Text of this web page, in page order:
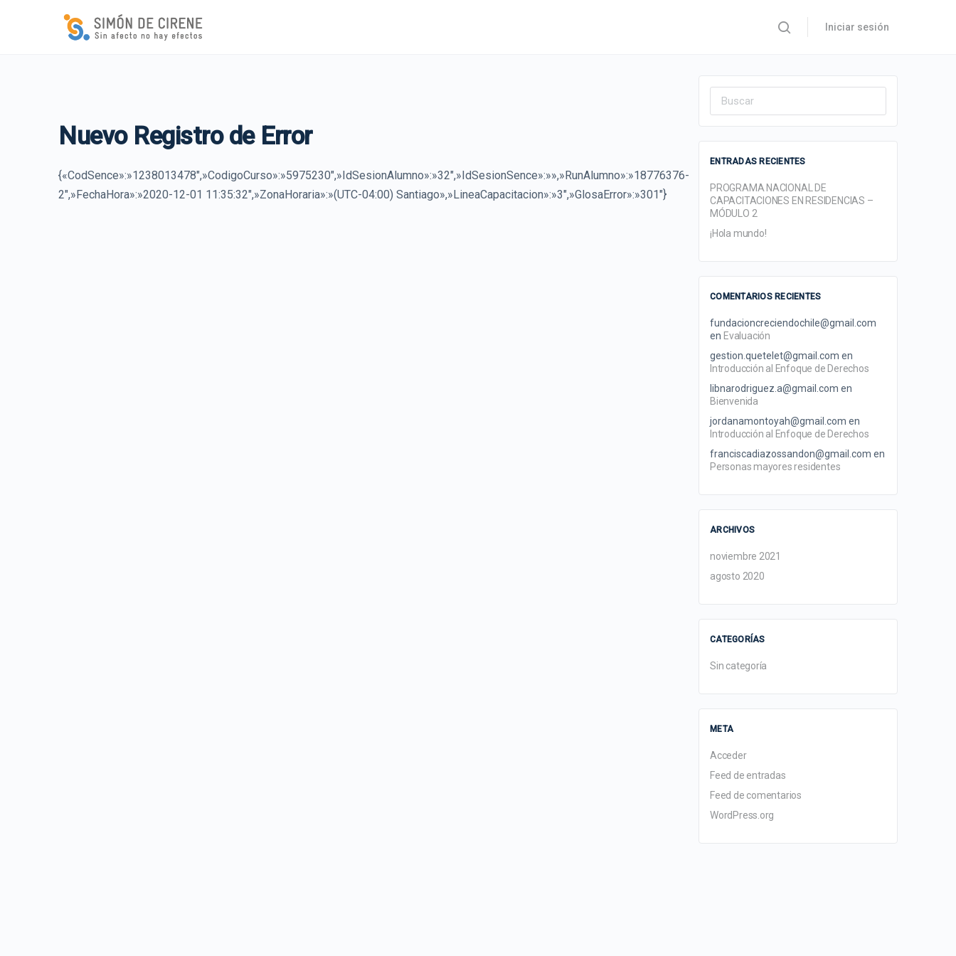
Iniciar sesión
Nuevo Registro de Error
{«CodSence»:»1238013478″,»CodigoCurso»:»5975230″,»IdSesionAlumno»:»32″,»IdSesionSence»:»»,»RunAlumno»:»18776376-
2″,»FechaHora»:»2020-12-01 11:35:32″,»ZonaHoraria»:»(UTC-04:00) Santiago»,»LineaCapacitacion»:»3″,»GlosaError»:»301″}
Search
ENTRADAS RECIENTES
PROGRAMA NACIONAL DE
CAPACITACIONES EN RESIDENCIAS –
MÓDULO 2
¡Hola mundo!
COMENTARIOS RECIENTES
fundacioncreciendochile@gmail.com
en Evaluación
gestion.quetelet@gmail.com en
Introducción al Enfoque de Derechos
libnarodriguez.a@gmail.com en
Bienvenida
jordanamontoyah@gmail.com en
Introducción al Enfoque de Derechos
franciscadiazossandon@gmail.com en
Personas mayores residentes
ARCHIVOS
noviembre 2021
agosto 2020
CATEGORÍAS
Sin categoría
META
Acceder
Feed de entradas
Feed de comentarios
WordPress.org